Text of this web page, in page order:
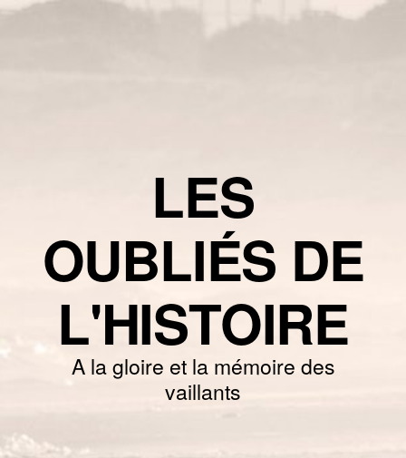
LES
OUBLIÉS DE
L'HISTOIRE
A la gloire et la mémoire des
vaillants